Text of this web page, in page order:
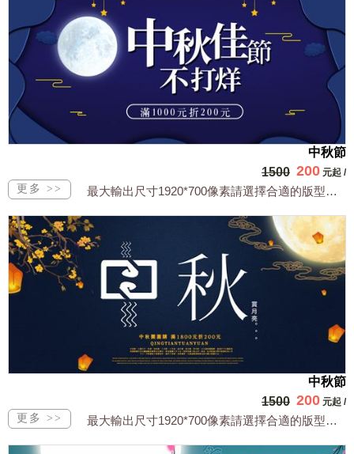
中秋節
1500 200 元起 /
最大輸出尺寸1920*700像素請選擇合適的版型，文字或相關商品圖須由買方提供文...
中秋節
1500 200 元起 /
最大輸出尺寸1920*700像素請選擇合適的版型，文字或相關商品圖須由買方提供文...